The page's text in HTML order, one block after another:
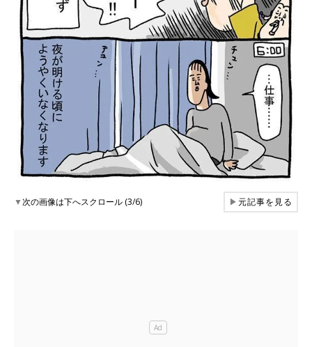
▼次の画像は下へスクロール (3/6) ▶元記事を見る